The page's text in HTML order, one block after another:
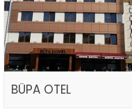
BÜPA OTEL